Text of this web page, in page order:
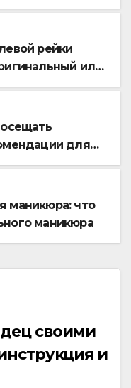
рейки
или
полиуретан
для
маникюра: что
маникюра
своими
и